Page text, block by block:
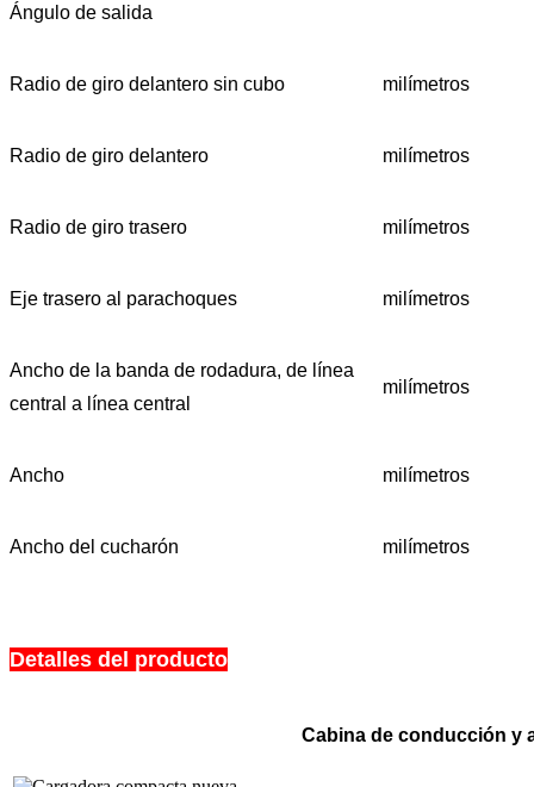
Ángulo de salida
Radio de giro delantero sin cubo milímetros
Radio de giro delantero milímetros
Radio de giro trasero milímetros
Eje trasero al parachoques milímetros
Ancho de la banda de rodadura, de línea
central a línea central
milímetros
Ancho milímetros
Ancho del cucharón milímetros
Detalles del producto
Cabina de conducción y